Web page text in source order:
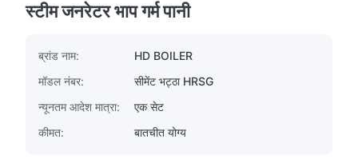
स्टीम जनरेटर भाप गर्म पानी
ब्रांड नाम:
HD BOILER
मॉडल नंबर:
सीमेंट भट्ठा HRSG
न्यूनतम आदेश मात्रा:
एक सेट
कीमत:
बातचीत योग्य